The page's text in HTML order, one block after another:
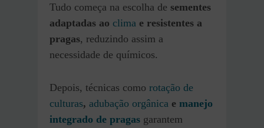
Tudo começa na escolha de sementes
adaptadas ao clima e resistentes a
pragas, reduzindo assim a
necessidade de químicos.
Depois, técnicas como rotação de
culturas, adubação orgânica e manejo
integrado de pragas garantem